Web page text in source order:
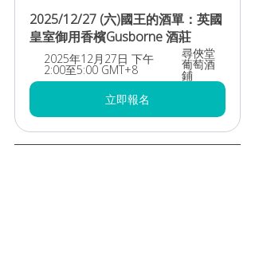
2025/12/27 (六)國王的酒單：英國
皇室御用香檳Gusborne 酒莊
2025年12月27日 下午
2:00至5:00 GMT+8
尋俠堂
葡萄酒
鋪
立即報名